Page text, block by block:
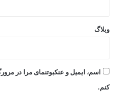
وبلاگ
اسم، ایمیل و عنکبوتنمای مرا در
کنم.